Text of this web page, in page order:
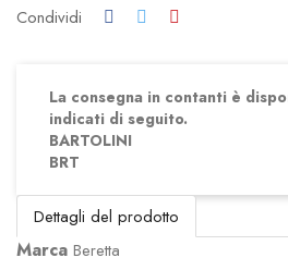
Condividi
La consegna in contanti è
indicati di seguito.
BARTOLINI
BRT
Dettagli del prodotto
Marca Beretta